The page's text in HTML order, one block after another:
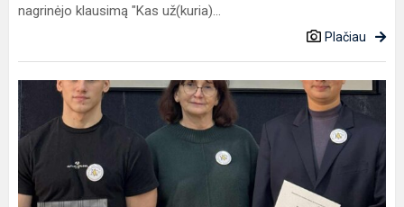
nagrinėjo klausimą "Kas už(kuria)...
Plačiau
Timas
Šablinskis
ir
Titas
Eidėjus
dalyvavo